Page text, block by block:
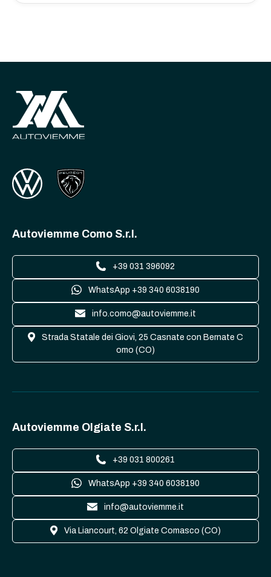
Autoviemme Como S.r.l.
+39 031 396092
WhatsApp +39 340 6038190
info.como@autoviemme.it
Strada Statale dei Giovi, 25 Casnate con Bernate C
omo (CO)
Autoviemme Olgiate S.r.l.
+39 031 800261
WhatsApp +39 340 6038190
info@autoviemme.it
Via Liancourt, 62 Olgiate Comasco (CO)